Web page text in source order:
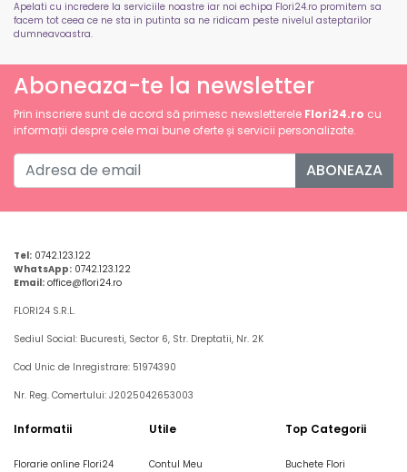
Apelati cu incredere la serviciile noastre iar noi echipa Flori24.ro promitem sa
facem tot ceea ce ne sta in putinta sa ne ridicam peste nivelul asteptarilor
dumneavoastra.
Aboneaza-te la newsletter
Prin inscriere sunt de acord să primesc newsletterele Flori24.ro cu
informații despre cele mai bune oferte și servicii personalizate.
ABONEAZA
Tel: 0742.123.122
WhatsApp: 0742.123.122
Email: office@flori24.ro
FLORI24 S.R.L.
Sediul Social: Bucuresti, Sector 6, Str. Dreptatii, Nr. 2K
Cod Unic de Inregistrare: 51974390
Nr. Reg. Comertului: J2025042653003
Informatii
Florarie online Flori24
Utile
Contul Meu
Top Categorii
Buchete Flori